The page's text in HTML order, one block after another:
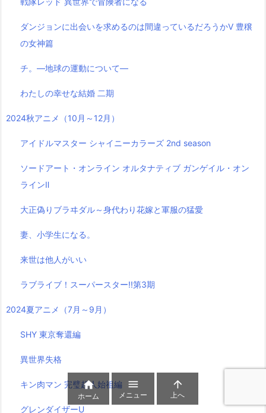
ダンジョンに出会いを求めるのは間違っているだろうかⅤ 豊穣
の女神篇
チ。―地球の運動について―
わたしの幸せな結婚 二期
2024秋アニメ（10月～12月）
アイドルマスター シャイニーカラーズ 2nd season
ソードアート・オンライン オルタナティブ ガンゲイル・オン
ラインⅡ
大正偽りブラヰダル～身代わり花嫁と軍服の猛愛
妻、小学生になる。
来世は他人がいい
ラブライブ！スーパースター!!第3期
2024夏アニメ（7月～9月）
SHY 東京奪還編
異世界失格
キン肉マン 完璧超人始祖編
グレンダイザーU

ホーム

メニュー

上へ